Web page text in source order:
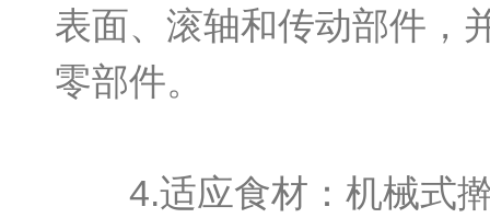
表面、滚轴和传动部件，
零部件。
4.适应食材：机械式擀